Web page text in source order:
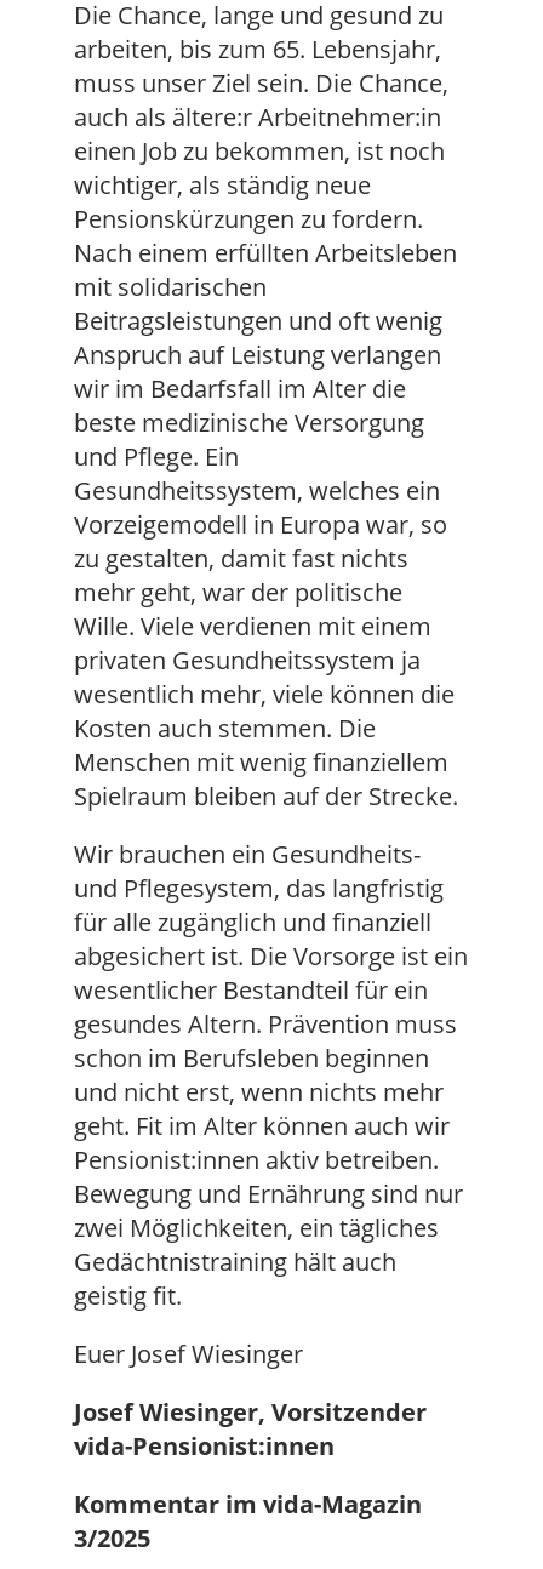
Die Chance, lange und gesund zu
arbeiten, bis zum 65. Lebensjahr,
muss unser Ziel sein. Die Chance,
auch als ältere:r Arbeitnehmer:in
einen Job zu bekommen, ist noch
wichtiger, als ständig neue
Pensionskürzungen zu fordern.
Nach einem erfüllten Arbeitsleben
mit solidarischen
Beitragsleistungen und oft wenig
Anspruch auf Leistung verlangen
wir im Bedarfsfall im Alter die
beste medizinische Versorgung
und Pflege. Ein
Gesundheitssystem, welches ein
Vorzeigemodell in Europa war, so
zu gestalten, damit fast nichts
mehr geht, war der politische
Wille. Viele verdienen mit einem
privaten Gesundheitssystem ja
wesentlich mehr, viele können die
Kosten auch stemmen. Die
Menschen mit wenig finanziellem
Spielraum bleiben auf der Strecke.
Wir brauchen ein Gesundheits-
und Pflegesystem, das langfristig
für alle zugänglich und finanziell
abgesichert ist. Die Vorsorge ist ein
wesentlicher Bestandteil für ein
gesundes Altern. Prävention muss
schon im Berufsleben beginnen
und nicht erst, wenn nichts mehr
geht. Fit im Alter können auch wir
Pensionist:innen aktiv betreiben.
Bewegung und Ernährung sind nur
zwei Möglichkeiten, ein tägliches
Gedächtnistraining hält auch
geistig fit.
Euer Josef Wiesinger
Josef Wiesinger, Vorsitzender
vida-Pensionist:innen
Kommentar im vida-Magazin
3/2025